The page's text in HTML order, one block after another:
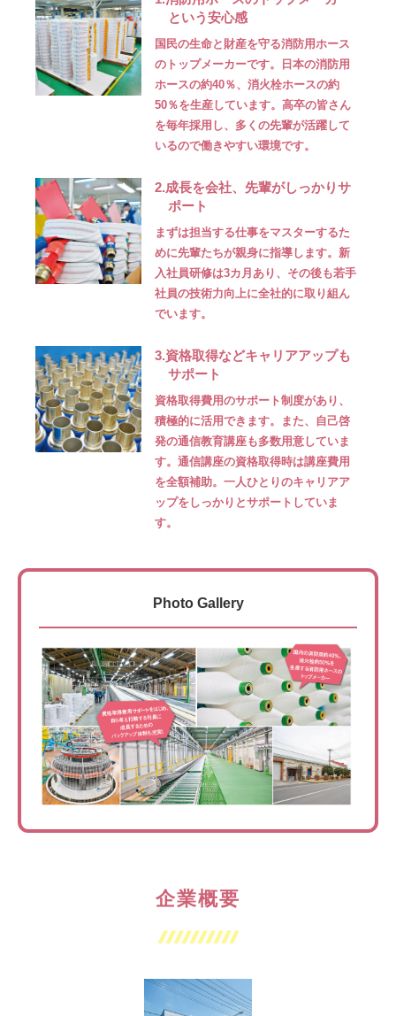
という安心感
国民の生命と財産を守る消防用ホース
のトップメーカーです。日本の消防用
ホースの約40％、消火栓ホースの約
50％を生産しています。高卒の皆さん
を毎年採用し、多くの先輩が活躍して
いるので働きやすい環境です。
2.成長を会社、先輩がしっかりサ
ポート
まずは担当する仕事をマスターするた
めに先輩たちが親身に指導します。新
入社員研修は3カ月あり、その後も若手
社員の技術力向上に全社的に取り組ん
でいます。
3.資格取得などキャリアアップも
サポート
資格取得費用のサポート制度があり、
積極的に活用できます。また、自己啓
発の通信教育講座も多数用意していま
す。通信講座の資格取得時は講座費用
を全額補助。一人ひとりのキャリアア
ップをしっかりとサポートしていま
す。
Photo Gallery
企業概要